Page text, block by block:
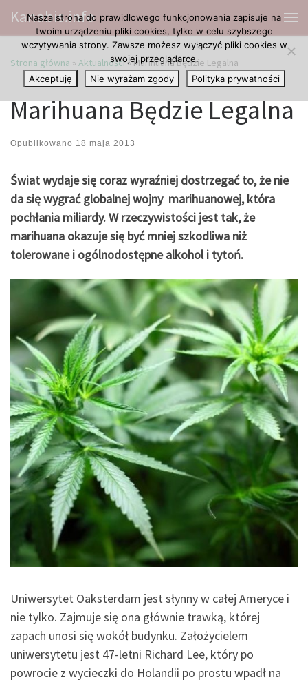
Przejdź do treści
Kanabis.info
Strona główna » Aktualności»Marihuana Będzie Legalna
Marihuana Będzie Legalna
Opublikowano 18 maja 2013
Świat wydaje się coraz wyraźniej dostrzegać to, że nie
da się wygrać globalnej wojny marihuanowej, która
pochłania miliardy. W rzeczywistości jest tak, że
marihuana okazuje się być mniej szkodliwa niż
tolerowane i ogólnodostępne alkohol i tytoń.
Uniwersytet Oaksterdam jest słynny w całej Ameryce i
nie tylko. Zajmuje się ona głównie trawką, której
zapach unosi się wokół budynku. Założycielem
uniwersytetu jest 47-letni Richard Lee, który po
powrocie z wycieczki do Holandii po prostu wpadł na
Nasza strona do prawidłowego funkcjonowania zapisuje na
twoim urządzeniu pliki cookies, tylko w celu szybszego
wczytywania strony. Zawsze możesz wyłączyć pliki cookies w
swojej przeglądarce.
Akceptuję
Nie wyrażam zgody Polityka prywatności